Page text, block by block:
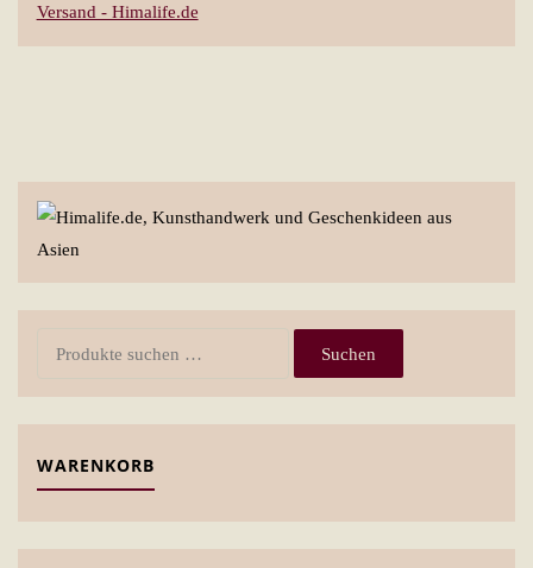
Versand - Himalife.de
Suchen
WARENKORB